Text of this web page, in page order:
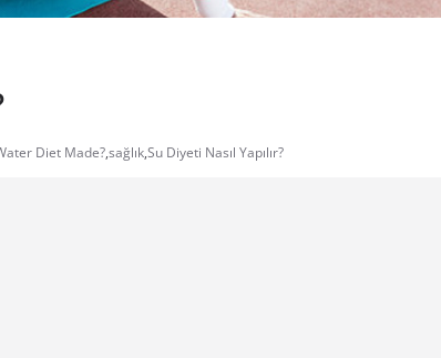
Diet Made?,sağlık,Su Diyeti Nasıl Yapılır?